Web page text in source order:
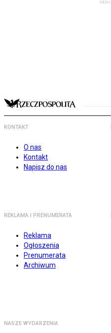
KONTAKT
O nas
Kontakt
Napisz do nas
REKLAMA I PRENUMERATA
Reklama
Ogłoszenia
Prenumerata
Archiwum
NASZE WYDARZENIA